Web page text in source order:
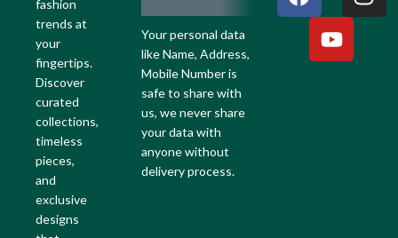
fashion
trends at
your
fingertips.
Discover
curated
collections,
timeless
pieces,
and
exclusive
designs
Your personal data
like Name, Address,
Mobile Number is
safe to share with
us, we never share
your data with
anyone without
delivery process.